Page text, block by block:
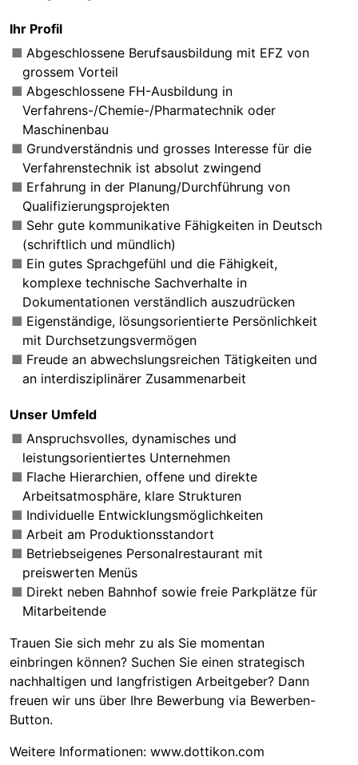
Ihr Profil
Abgeschlossene Berufsausbildung mit EFZ von
grossem Vorteil
Abgeschlossene FH-Ausbildung in
Verfahrens-/Chemie-/Pharmatechnik oder
Maschinenbau
Grundverständnis und grosses Interesse für die
Verfahrenstechnik ist absolut zwingend
Erfahrung in der Planung/Durchführung von
Qualifizierungsprojekten
Sehr gute kommunikative Fähigkeiten in Deutsch
(schriftlich und mündlich)
Ein gutes Sprachgefühl und die Fähigkeit,
komplexe technische Sachverhalte in
Dokumentationen verständlich auszudrücken
Eigenständige, lösungsorientierte Persönlichkeit
mit Durchsetzungsvermögen
Freude an abwechslungsreichen Tätigkeiten und
an interdisziplinärer Zusammenarbeit
Unser Umfeld
Anspruchsvolles, dynamisches und
leistungsorientiertes Unternehmen
Flache Hierarchien, offene und direkte
Arbeitsatmosphäre, klare Strukturen
Individuelle Entwicklungsmöglichkeiten
Arbeit am Produktionsstandort
Betriebseigenes Personalrestaurant mit
preiswerten Menüs
Direkt neben Bahnhof sowie freie Parkplätze für
Mitarbeitende
Trauen Sie sich mehr zu als Sie momentan
einbringen können? Suchen Sie einen strategisch
nachhaltigen und langfristigen Arbeitgeber? Dann
freuen wir uns über Ihre Bewerbung via Bewerben-
Button.
Weitere Informationen: www.dottikon.com